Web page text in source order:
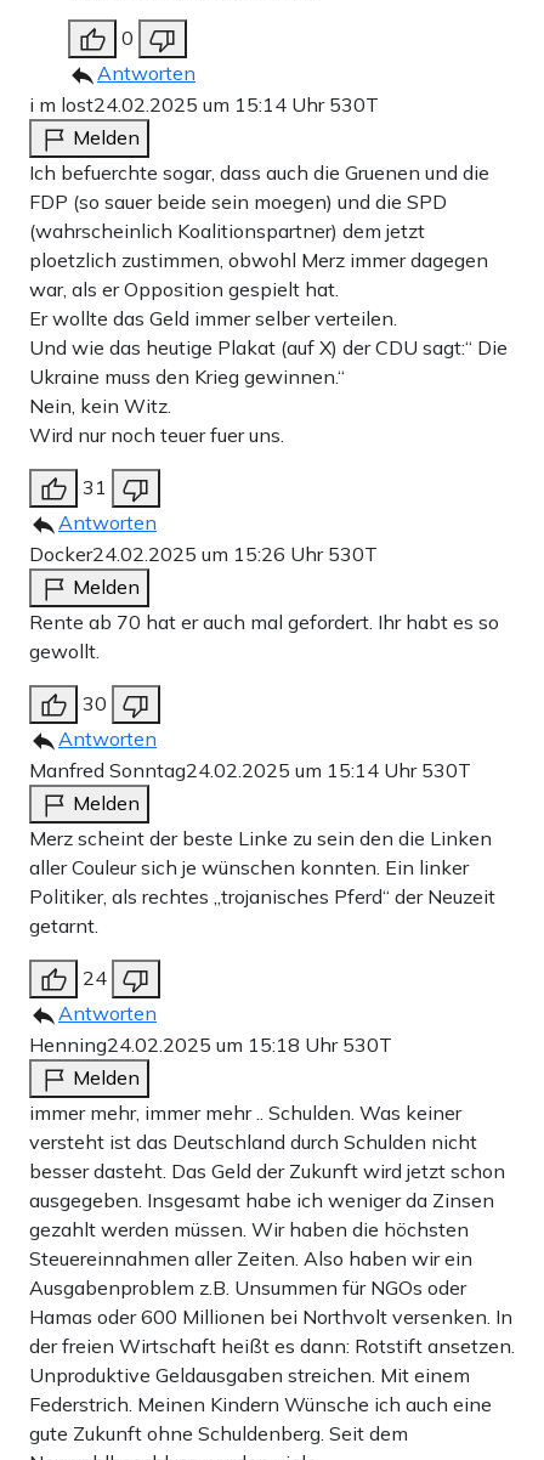
0
Antworten
i m lost24.02.2025 um 15:14 Uhr 530T
Melden
Ich befuerchte sogar, dass auch die Gruenen und die
FDP (so sauer beide sein moegen) und die SPD
(wahrscheinlich Koalitionspartner) dem jetzt
ploetzlich zustimmen, obwohl Merz immer dagegen
war, als er Opposition gespielt hat.
Er wollte das Geld immer selber verteilen.
Und wie das heutige Plakat (auf X) der CDU sagt:“ Die
Ukraine muss den Krieg gewinnen.“
Nein, kein Witz.
Wird nur noch teuer fuer uns.
31
Antworten
Docker24.02.2025 um 15:26 Uhr 530T
Melden
Rente ab 70 hat er auch mal gefordert. Ihr habt es so
gewollt.
30
Antworten
Manfred Sonntag24.02.2025 um 15:14 Uhr 530T
Melden
Merz scheint der beste Linke zu sein den die Linken
aller Couleur sich je wünschen konnten. Ein linker
Politiker, als rechtes „trojanisches Pferd“ der Neuzeit
getarnt.
24
Antworten
Henning24.02.2025 um 15:18 Uhr 530T
Melden
immer mehr, immer mehr .. Schulden. Was keiner
versteht ist das Deutschland durch Schulden nicht
besser dasteht. Das Geld der Zukunft wird jetzt schon
ausgegeben. Insgesamt habe ich weniger da Zinsen
gezahlt werden müssen. Wir haben die höchsten
Steuereinnahmen aller Zeiten. Also haben wir ein
Ausgabenproblem z.B. Unsummen für NGOs oder
Hamas oder 600 Millionen bei Northvolt versenken. In
der freien Wirtschaft heißt es dann: Rotstift ansetzen.
Unproduktive Geldausgaben streichen. Mit einem
Federstrich. Meinen Kindern Wünsche ich auch eine
gute Zukunft ohne Schuldenberg. Seit dem